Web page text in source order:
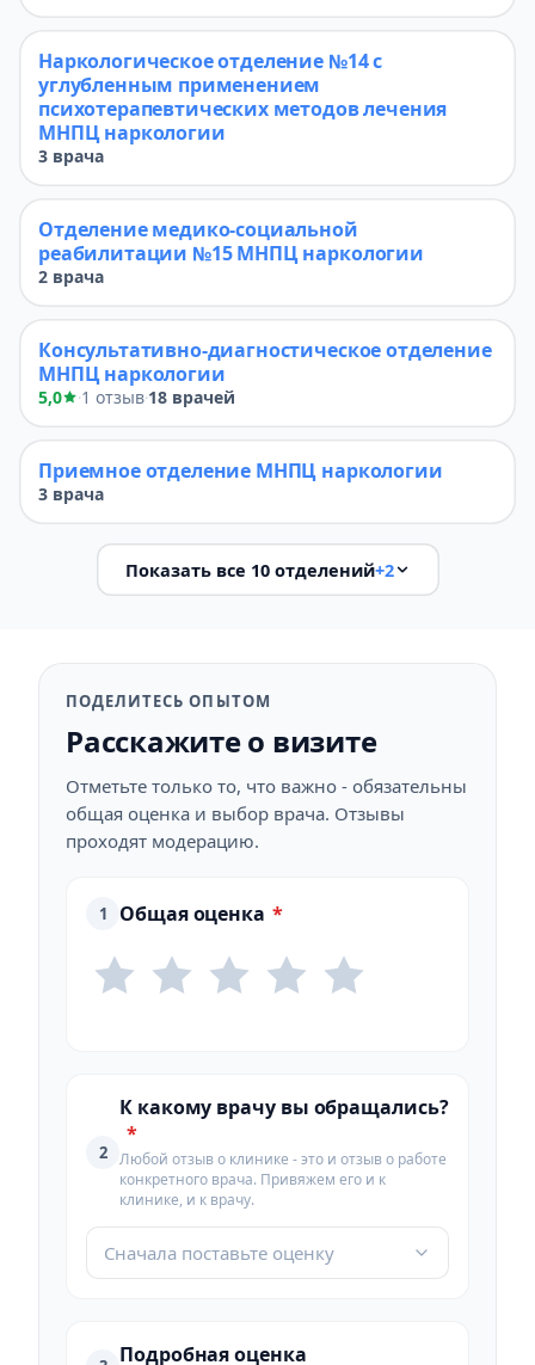
Наркологическое отделение №14 с
углубленным применением
психотерапевтических методов лечения
МНПЦ наркологии
3 врача
Отделение медико-социальной
реабилитации №15 МНПЦ наркологии
2 врача
Консультативно-диагностическое отделение
МНПЦ наркологии
5,0 ·1 отзыв·18 врачей
Приемное отделение МНПЦ наркологии
3 врача
Показать все 10 отделений+2
ПОДЕЛИТЕСЬ ОПЫТОМ
Расскажите о визите
Отметьте только то, что важно - обязательны
общая оценка и выбор врача. Отзывы
проходят модерацию.
1 Общая оценка *
2
К какому врачу вы обращались?
*
Любой отзыв о клинике - это и отзыв о работе
конкретного врача. Привяжем его и к
клинике, и к врачу.
Сначала поставьте оценку
Подробная оценка